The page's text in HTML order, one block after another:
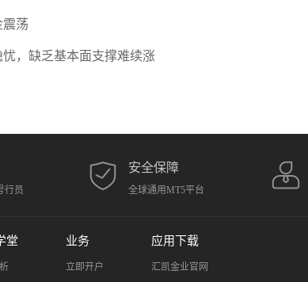
荡
，缺乏基本面支撑难续涨
行员
安全保障
全球通用MT5平台
堂 业务
立即开户
应用下载
汇凯金业官网